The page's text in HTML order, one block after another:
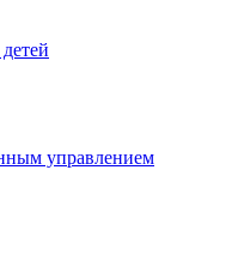
управлением